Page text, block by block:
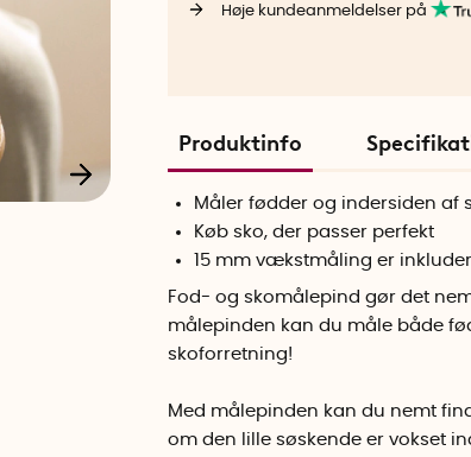
Høje kundeanmeldelser på
Produktinfo
Måler fødder og indersiden af
Køb sko, der passer perfekt
15 mm vækstmåling er
Fod- og skomålepind gør det
målepinden kan du måle både
skoforretning!
Med målepinden kan du nemt
om den lille søskende er vokset